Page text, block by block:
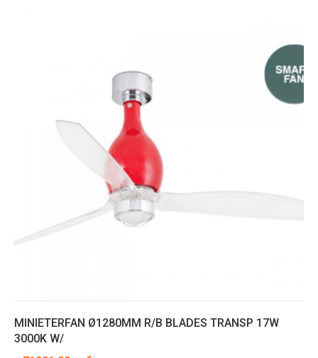
MINIETERFAN Ø1280MM R/B BLADES TRANSP 17W
3000K W/